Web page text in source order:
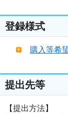
登録様式
購入等希
提出先等
【提出方法】